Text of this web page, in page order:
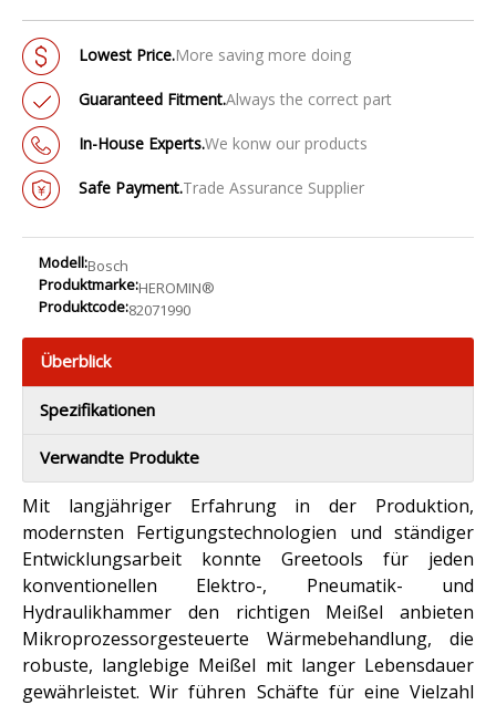
Lowest Price.More saving more doing
Guaranteed Fitment.Always the correct part
In-House Experts.We konw our products
Safe Payment.Trade Assurance Supplier
Modell:Bosch
Produktmarke:HEROMIN®
Produktcode:82071990
Überblick
Spezifikationen
Verwandte Produkte
Mit langjähriger Erfahrung in der Produktion,
modernsten Fertigungstechnologien und ständiger
Entwicklungsarbeit konnte Greetools für jeden
konventionellen Elektro-, Pneumatik- und
Hydraulikhammer den richtigen Meißel anbieten
Mikroprozessorgesteuerte Wärmebehandlung, die
robuste, langlebige Meißel mit langer Lebensdauer
gewährleistet. Wir führen Schäfte für eine Vielzahl